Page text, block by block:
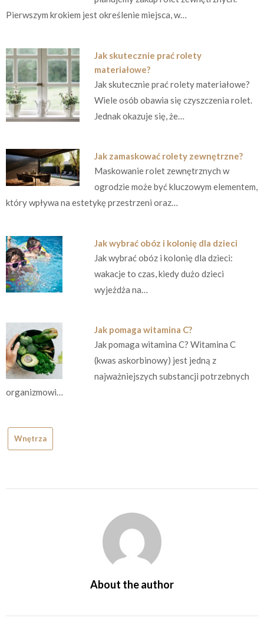
Pierwszym krokiem jest określenie miejsca, w…
Jak skutecznie prać rolety
materiałowe?
Jak skutecznie prać rolety materiałowe?
Wiele osób obawia się czyszczenia rolet.
Jednak okazuje się, że…
Jak zamaskować rolety zewnętrzne?
Maskowanie rolet zewnętrznych w
ogrodzie może być kluczowym elementem,
który wpływa na estetykę przestrzeni oraz…
Jak wybrać obóz i kolonię dla dzieci
Jak wybrać obóz i kolonię dla dzieci:
wakacje to czas, kiedy dużo dzieci
wyjeżdża na…
Jak pomaga witamina C?
Jak pomaga witamina C? Witamina C
(kwas askorbinowy) jest jedną z
najważniejszych substancji potrzebnych
organizmowi…
Wnętrza
About the author